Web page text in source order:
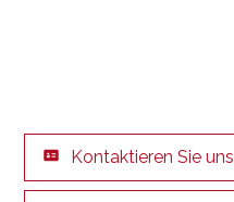
Kontaktieren Sie uns